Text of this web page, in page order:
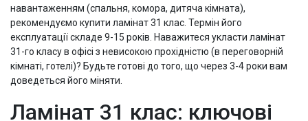
навантаженням (спальня, комора, дитяча кімната),
рекомендуємо купити ламінат 31 клас. Термін його
експлуатації складе 9-15 років. Наважитеся укласти ламінат
31-го класу в офісі з невисокою прохідністю (в переговорній
кімнаті, готелі)? Будьте готові до того, що через 3-4 роки вам
доведеться його міняти.
Ламінат 31 клас: ключові